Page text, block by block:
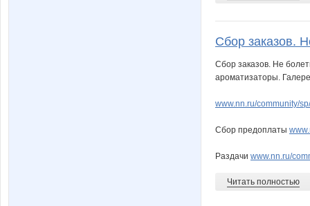
Сбор заказов.
Сбор заказов. Не
ароматизаторы.
www.nn.ru/community/
Сбор предоплаты
Раздачи www.nn.ru/
Читать полностью